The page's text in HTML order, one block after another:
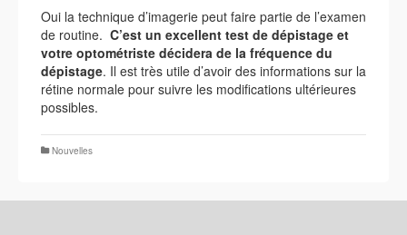
Oui la technique d’imagerie peut faire partie de l’examen
de routine. C’est un excellent test de dépistage et
votre optométriste décidera de la fréquence du
dépistage. Il est très utile d’avoir des informations sur la
rétine normale pour suivre les modifications ultérieures
possibles.
Nouvelles